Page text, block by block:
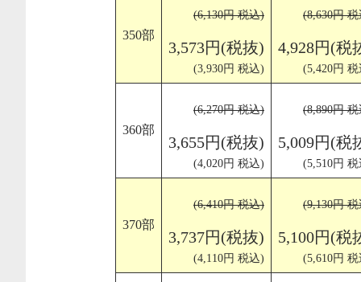
350部
(6,130円 税込)
3,573円(税抜)
(3,930円 税込)
(8,630円
4,928円(税
(5,420円
360部
(6,270円 税込)
3,655円(税抜)
(4,020円 税込)
(8,890円
5,009円(税
(5,510円
370部
(6,410円 税込)
3,737円(税抜)
(4,110円 税込)
(9,130円
5,100円(税
(5,610円